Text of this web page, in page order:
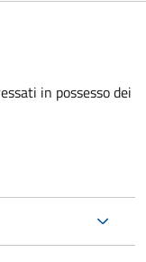
in possesso dei